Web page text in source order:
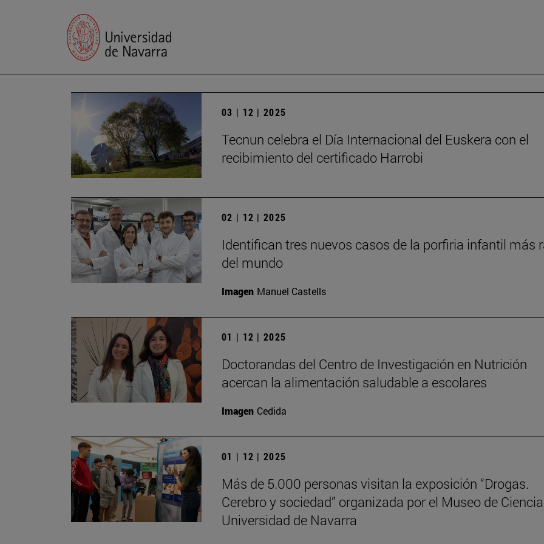
03 | 12 | 2025
Tecnun celebra el Día Internacional del Euskera con el
recibimiento del certificado Harrobi
02 | 12 | 2025
Identifican tres nuevos casos de la porfiria infantil más
del mundo
Imagen Manuel Castells
01 | 12 | 2025
Doctorandas del Centro de Investigación en Nutrición
acercan la alimentación saludable a escolares
Imagen Cedida
01 | 12 | 2025
Más de 5.000 personas visitan la exposición “Drogas.
Cerebro y sociedad” organizada por el Museo de
Universidad de Navarra